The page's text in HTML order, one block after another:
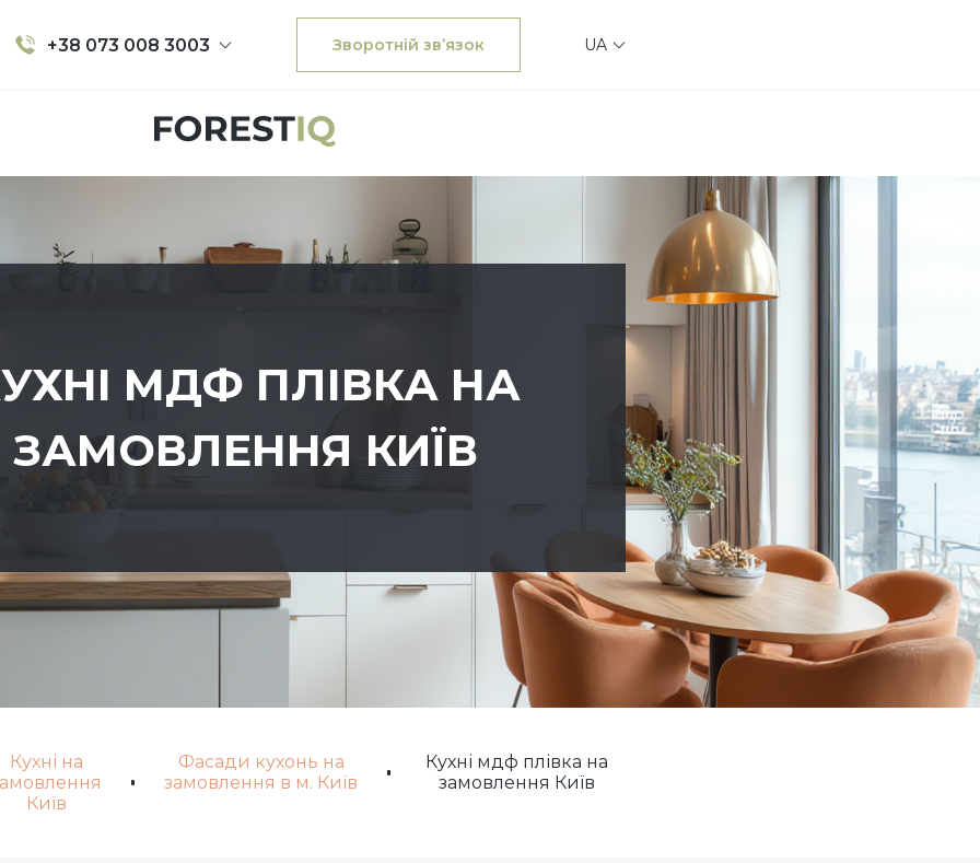
+38 073 008 3003 Зворотній зв’язок UA
МДФ ПЛІВКА НА
ЗАМОВЛЕННЯ КИЇВ
Кухні на
Київ
Фасади кухонь на
замовлення в м. Київ
Кухні мдф плівка на
замовлення Київ